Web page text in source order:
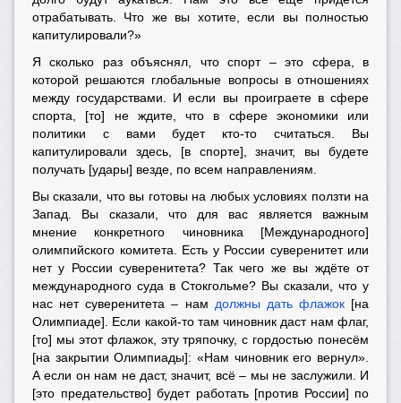
отрабатывать. Что же вы хотите, если вы полностью
капитулировали?»
Я сколько раз объяснял, что спорт –это сфера, в
которой решаются глобальные вопросы в отношениях
между государствами. И если вы проиграете в сфере
спорта, [то] не ждите, что в сфере экономики или
политики с вами будет кто-то считаться. Вы
капитулировали здесь, [в спорте], значит, вы будете
получать [удары] везде, по всем направлениям.
Вы сказали, что вы готовы на любых условиях ползти на
Запад. Вы сказали, что для вас является важным
мнение конкретного чиновника [Международного]
олимпийского комитета. Есть у России суверенитет или
нет у России суверенитета? Так чего же вы ждёте от
международного суда в Стокгольме? Вы сказали, что у
нас нет суверенитета– нам должны дать флажок[на
Олимпиаде]. Если какой-то там чиновник даст нам флаг,
[то] мы этот флажок, эту тряпочку, с гордостью понесём
[на закрытии Олимпиады]: «Нам чиновник его вернул».
А если он нам не даст, значит, всё– мы не заслужили. И
[это предательство] будет работать [против России] по